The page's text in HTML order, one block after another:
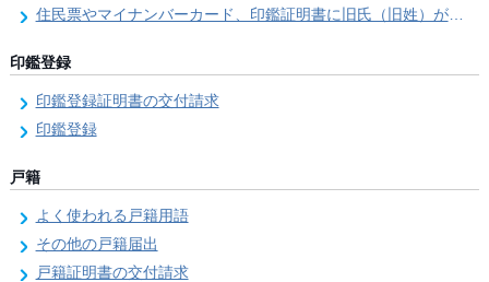
住民票やマイナンバーカード、印鑑証明書に旧氏（旧姓）が併記できるようになりました！
印鑑登録
印鑑登録証明書の交付請求
印鑑登録
戸籍
よく使われる戸籍用語
その他の戸籍届出
戸籍証明書の交付請求